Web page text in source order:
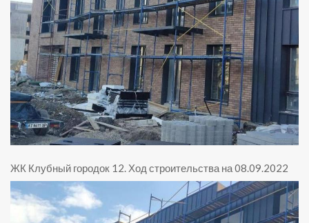
ЖК Клубный городок 12. Ход строительства на 08.09.2022